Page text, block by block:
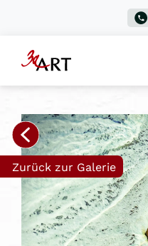
Zurück zur Galerie